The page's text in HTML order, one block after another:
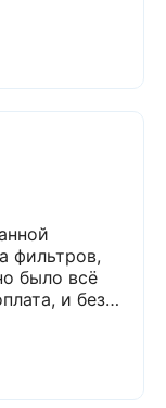
на
не
работу.
фильтров,
было всё
и без
пыли),